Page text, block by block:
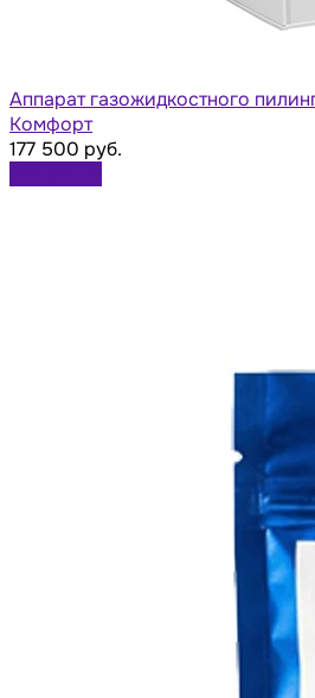
Аппарат газожидкостного
Комфорт
177 500 руб.